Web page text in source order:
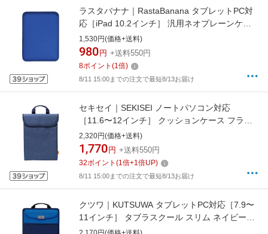
ラスタバナナ｜RastaBanana タブレットPC対
応［iPad 10.2インチ］ 汎用ネオプレーンケー
ス ブルー RFRTA1001BL
1,530円(価格+送料)
980 円 +送料550円
8ポイント (1倍)
8/11 15:00までの注文で最短8/13お届け
セキセイ｜SEKISEI ノートパソコン対応
［11.6〜12インチ］ クッションケース フラッ
プイン Mサイズ ネイビー AZ-5511-15
2,320円(価格+送料)
1,770 円 +送料550円
32ポイント (1倍+1倍UP)
8/11 15:00までの注文で最短8/13お届け
クツワ｜KUTSUWA タブレットPC対応［7.9〜
11インチ］ タブラスクール スリム ネイビー
MT006NB